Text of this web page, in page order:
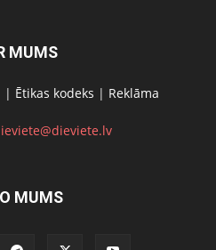
MUMS
| Ētikas kodeks | Reklāma
MUMS